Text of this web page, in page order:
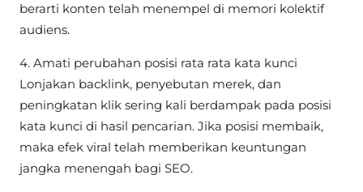
berarti konten telah menempel di memori kolektif
audiens.
4. Amati perubahan posisi rata rata kata kunci
Lonjakan backlink, penyebutan merek, dan
peningkatan klik sering kali berdampak pada posisi
kata kunci di hasil pencarian. Jika posisi membaik,
maka efek viral telah memberikan keuntungan
jangka menengah bagi SEO.